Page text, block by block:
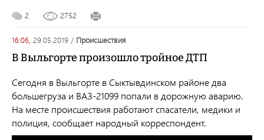
2 2752
16:06, 29.05.2019 / происшествия
В Выльгорте произошло тройное ДТП
Сегодня в Выльгорте в Сыктывдинском районе два
большегруза и ВАЗ-21099 попали в дорожную аварию.
На месте происшествия работают спасатели, медики и
полиция, сообщает народный корреспондент.